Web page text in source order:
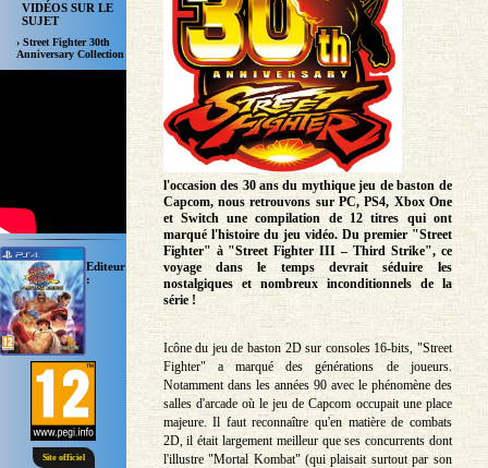
VIDÉOS SUR LE
SUJET
› Street Fighter 30th
Anniversary Collection
Site officiel
Editeur
:
l'occasion des 30 ans du mythique jeu de baston de
Capcom, nous retrouvons sur PC, PS4, Xbox One
et Switch une compilation de 12 titres qui ont
marqué l'histoire du jeu vidéo. Du premier "Street
Fighter" à "Street Fighter III – Third Strike", ce
voyage dans le temps devrait séduire les
nostalgiques et nombreux inconditionnels de la
série !
Icône du jeu de baston 2D sur consoles 16-bits, "Street
Fighter" a marqué des générations de joueurs.
Notamment dans les années 90 avec le phénomène des
salles d'arcade où le jeu de Capcom occupait une place
majeure. Il faut reconnaître qu'en matière de combats
2D, il était largement meilleur que ses concurrents dont
l'illustre "Mortal Kombat" (qui plaisait surtout par son